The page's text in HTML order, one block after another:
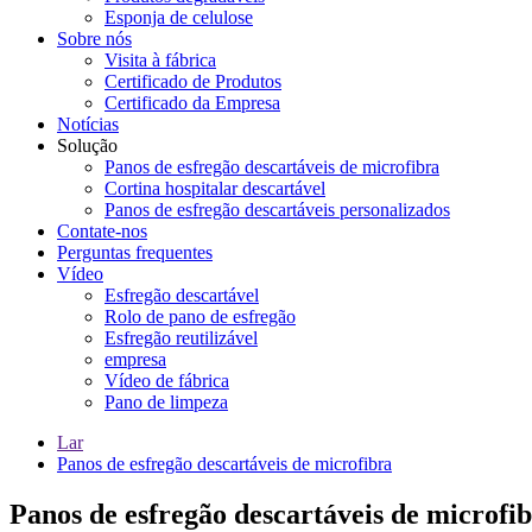
Esponja de celulose
Sobre nós
Visita à fábrica
Certificado de Produtos
Certificado da Empresa
Notícias
Solução
Panos de esfregão descartáveis ​​de microfibra
Cortina hospitalar descartável
Panos de esfregão descartáveis ​​personalizados
Contate-nos
Perguntas frequentes
Vídeo
Esfregão descartável
Rolo de pano de esfregão
Esfregão reutilizável
empresa
Vídeo de fábrica
Pano de limpeza
Lar
Panos de esfregão descartáveis ​​de microfibra
Panos de esfregão descartáveis ​​de